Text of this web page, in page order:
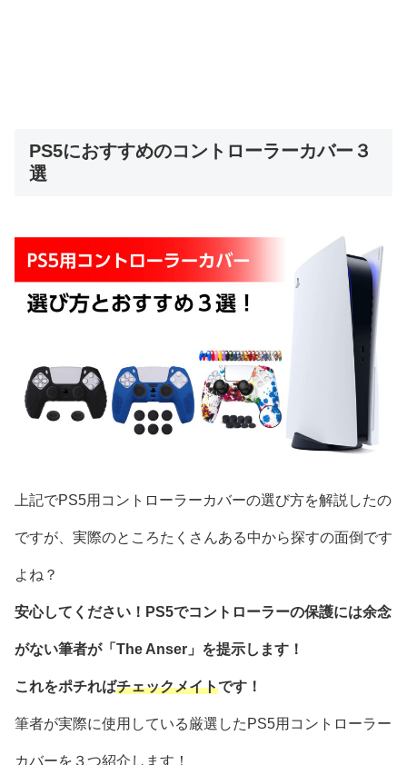
PS5におすすめのコントローラーカバー３
選
上記でPS5用コントローラーカバーの選び方を解説したの
ですが、実際のところたくさんある中から探すの面倒です
よね？
安心してください！PS5でコントローラーの保護には余念
がない筆者が「The Anser」を提示します！
これをポチればチェックメイトです！
筆者が実際に使用している厳選したPS5用コントローラー
カバーを３つ紹介します！